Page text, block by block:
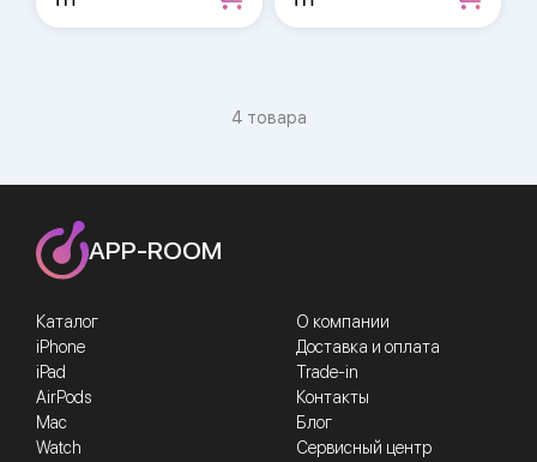
4 товара
Каталог
iPhone
iPad
AirPods
Mac
Watch
О компании
Доставка и оплата
Trade-in
Контакты
Блог
Сервисный центр
APP-ROOM